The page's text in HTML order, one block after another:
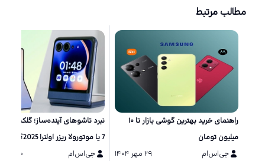
مطالب مرتبط
راهنمای خرید بهترین گوشی بازار تا ۱۰
میلیون تومان
جی‌اس‌ام
۲۹ مهر ۱۴۰۴
نبرد تاشو‌های آینده‌ساز؛ گلکسی زد
7 یا موتورولا ریزر اولترا 2025؟
جی‌اس‌ام
۲۰ مرداد ۱۴۰۴